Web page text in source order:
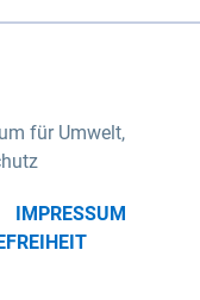
für Umwelt,
IMPRESSUM